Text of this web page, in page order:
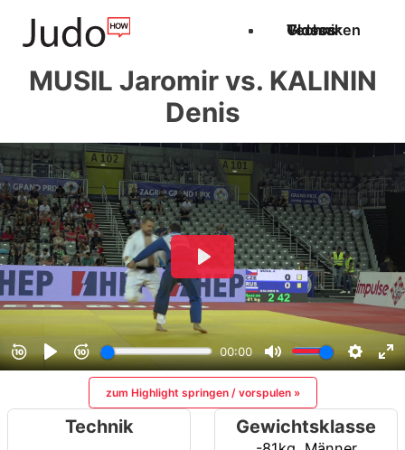
Techniken
Videos
Glossar
MUSIL Jaromir vs. KALININ
Denis
zum Highlight springen / vorspulen »
Technik Gewichtsklasse